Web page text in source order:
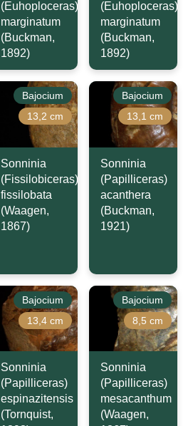
(Euhoploceras)
marginatum
(Buckman,
1892)
(Euhoploceras)
marginatum
(Buckman,
1892)
Bajocium
13,2 cm
Sonninia
(Fissilobiceras)
fissilobata
(Waagen,
1867)
Bajocium
13,1 cm
Sonninia
(Papilliceras)
acanthera
(Buckman,
1921)
Bajocium
13,4 cm
Sonninia
(Papilliceras)
espinazitensis
(Tornquist,
Bajocium
8,5 cm
Sonninia
(Papilliceras)
mesacanthum
(Waagen,